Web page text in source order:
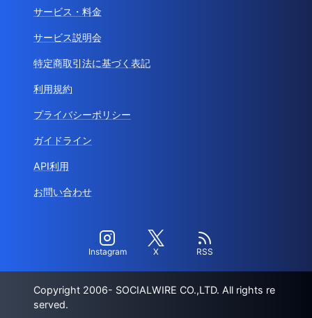
サービス・料金
サービス説明会
特定商取引法に基づく表記
利用規約
プライバシーポリシー
ガイドライン
API利用
お問い合わせ
Instagram X RSS
Copyright 2006- SOCIALWIRE CO.,LTD. All rights re
served.